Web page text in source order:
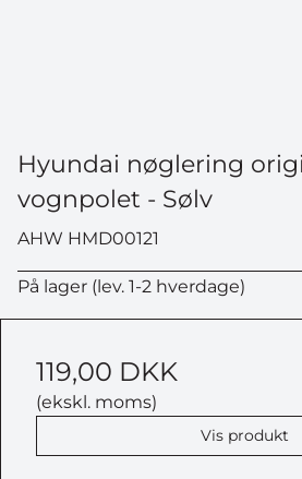
Hyundai nøglering
vognpolet - Sølv
AHW HMD00121
På lager (lev. 1-2 hverdage)
119,00 DKK
(ekskl. moms)
Vis produkt